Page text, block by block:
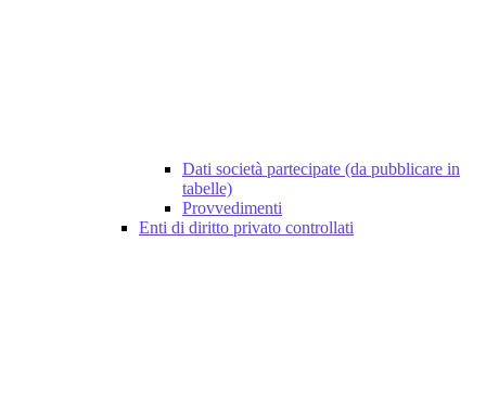
Dati società partecipate (da pubblicare in
tabelle)
Provvedimenti
Enti di diritto privato controllati